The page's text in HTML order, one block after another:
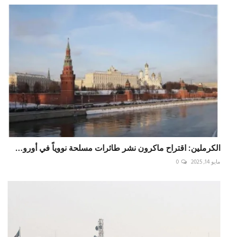
الكرملين: اقتراح ماكرون نشر طائرات مسلحة نووياً في أورو...
مايو 14, 2025 0